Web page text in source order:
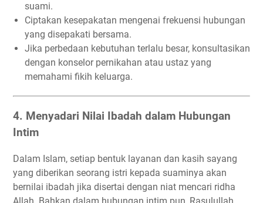
suami.
Ciptakan kesepakatan mengenai frekuensi hubungan
yang disepakati bersama.
Jika perbedaan kebutuhan terlalu besar, konsultasikan
dengan konselor pernikahan atau ustaz yang
memahami fikih keluarga.
4. Menyadari Nilai Ibadah dalam Hubungan
Intim
Dalam Islam, setiap bentuk layanan dan kasih sayang
yang diberikan seorang istri kepada suaminya akan
bernilai ibadah jika disertai dengan niat mencari ridha